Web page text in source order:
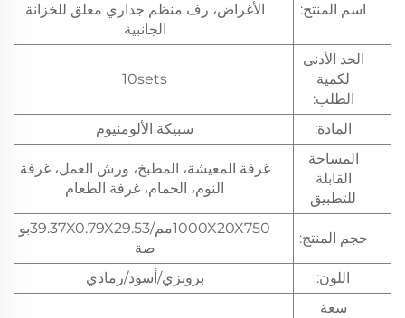
اسم المنتج:
الأغراض، رف منظم جداري معلق للخزانة
الجانبية
الحد الأدنى
لكمية
الطلب:
10sets
المادة:
سبيكة الألومنيوم
المساحة
القابلة
للتطبيق
غرفة المعيشة، المطبخ، ورش العمل، غرفة
النوم، الحمام، غرفة الطعام
حجم المنتج:
1000X20X750مم/39.37X0.79X29.53بو
صة
اللون:
برونزي/أسود/رمادي
سعة